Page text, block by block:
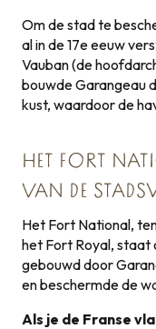
Om de stad te
al in de 17e eeuw
Vauban (de
bouwde Garangeau
kust, waardoor de
HET FORT
VAN DE
Het Fort National,
het Fort Royal, staat
gebouwd door
en beschermde de
Als je de Franse